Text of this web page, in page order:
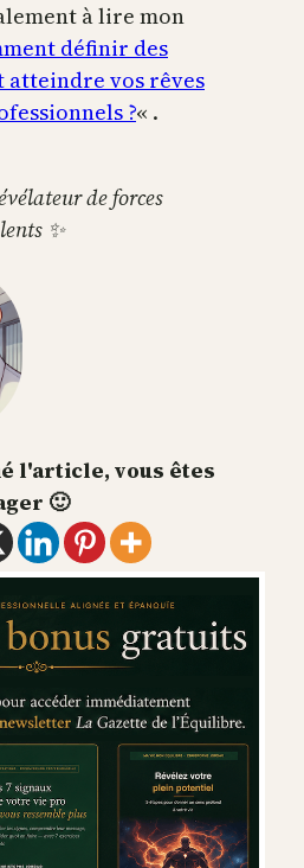
à lire mon
définir des
atteindre vos rêves
?« .
de forces
✨
l'article, vous êtes
🙂